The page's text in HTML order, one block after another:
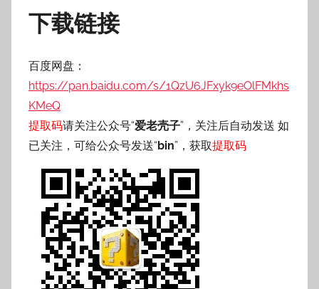
下载链接
百度网盘：
https://pan.baidu.com/s/1QzU6JFxyk9eOlFMkhs
KMeQ
提取码请关注公众号“爱老壳子”，关注后自动发送 如
已关注，可给公众号发送“bin”，获取提取码